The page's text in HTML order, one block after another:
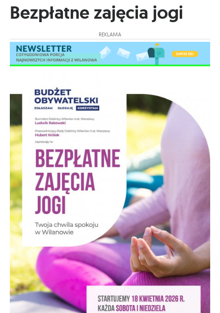
Bezpłatne zajęcia jogi
REKLAMA